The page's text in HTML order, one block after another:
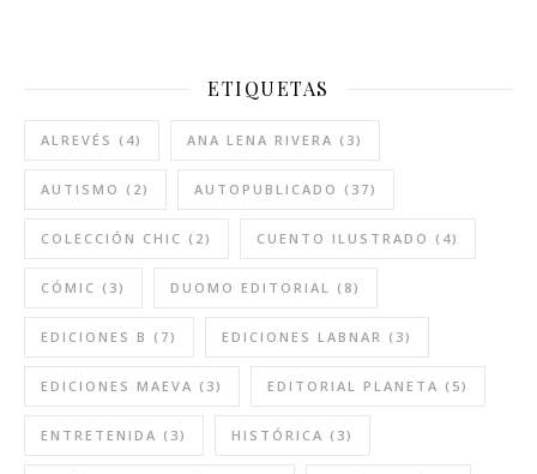
ETIQUETAS
ALREVÉS (4) ANA LENA RIVERA (3)
AUTISMO (2) AUTOPUBLICADO (37)
COLECCIÓN CHIC (2) CUENTO ILUSTRADO (4)
CÓMIC (3) DUOMO EDITORIAL (8)
EDICIONES B (7) EDICIONES LABNAR (3)
EDICIONES MAEVA (3) EDITORIAL PLANETA (5)
ENTRETENIDA (3) HISTÓRICA (3)